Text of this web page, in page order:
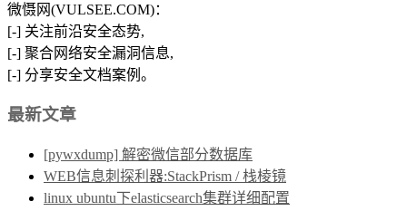
微慑网(VULSEE.COM)：
[-] 关注前沿安全态势,
[-] 聚合网络安全漏洞信息,
[-] 分享安全文档案例。
最新文章
[pywxdump] 解密微信部分数据库
WEB信息刺探利器:StackPrism / 栈棱镜
linux ubuntu下elasticsearch集群详细配置